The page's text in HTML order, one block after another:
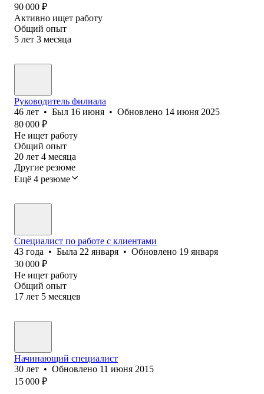
90 000 ₽
Активно ищет работу
Общий опыт
5 лет 3 месяца
Руководитель филиала
46 лет • Был 16 июня • Обновлено 14 июня 2025
80 000 ₽
Не ищет работу
Общий опыт
20 лет 4 месяца
Другие резюме
Ещё 4 резюме
Специалист по работе с клиентами
43 года • Была 22 января • Обновлено 19 января
30 000 ₽
Не ищет работу
Общий опыт
17 лет 5 месяцев
Начинающий специалист
30 лет • Обновлено 11 июня 2015
15 000 ₽